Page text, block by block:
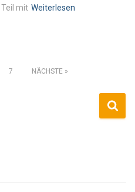
mit Weiterlesen
7 NÄCHSTE